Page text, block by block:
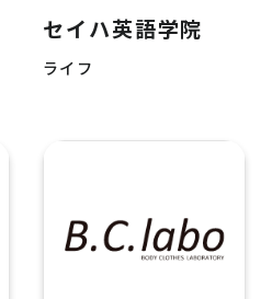
セイハ英語学院
ライフ